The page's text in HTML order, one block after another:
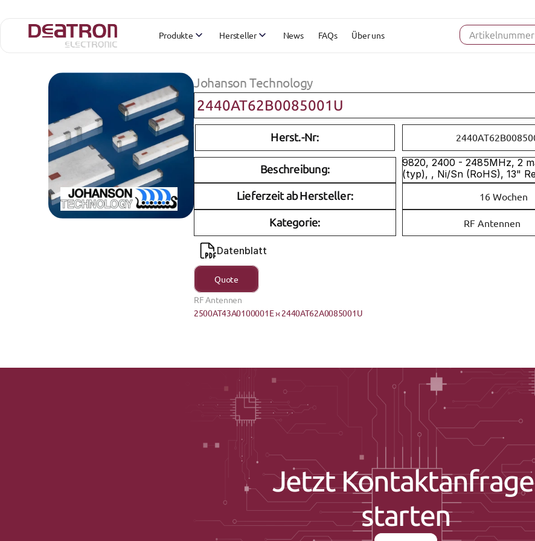
Johanson Technology
2440AT62B0085001U
Herst.-Nr:
Beschreibung:
9820, 2400 - 2485MHz, 2
(typ), , Ni/Sn (RoHS), 13"
Lieferzeit ab Hersteller: 16 Wochen
Kategorie: RF Antennen
Datenblatt
Quote
RF Antennen
2500AT43A0100001E ›‹ 2440AT62A0085001U
Produkte Hersteller News FAQs Über uns Artikelnummer
Jetzt
starten